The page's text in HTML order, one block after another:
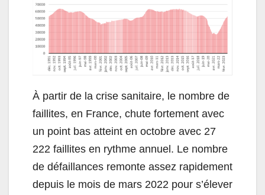
À partir de la crise sanitaire, le nombre de
faillites, en France, chute fortement avec
un point bas atteint en octobre avec 27
222 faillites en rythme annuel. Le nombre
de défaillances remonte assez rapidement
depuis le mois de mars 2022 pour s’élever